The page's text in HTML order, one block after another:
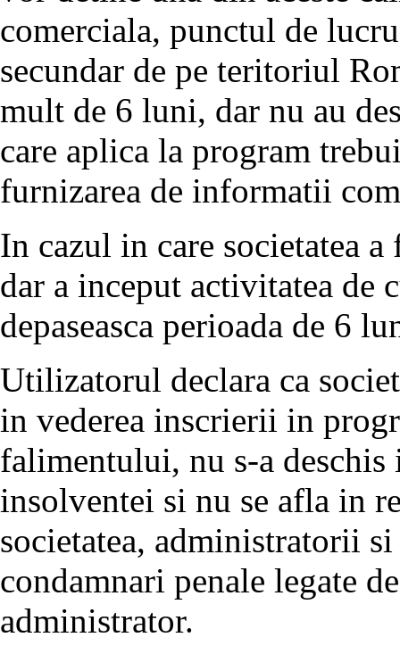
comerciala, punctul de
secundar de pe teritoriul
mult de 6 luni, dar nu au
care aplica la program
furnizarea de informatii
In cazul in care societatea
dar a inceput activitatea de
depaseasca perioada de 6
Utilizatorul declara ca
in vederea inscrierii in
falimentului, nu s-a
insolventei si nu se afla in
societatea, administratorii
condamnari penale legate
administrator.